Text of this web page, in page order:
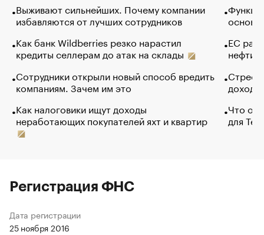
Выживают сильнейших. Почему компании
избавляются от лучших сотрудников
Как банк Wildberries резко нарастил
кредиты селлерам до атак на склады
Сотрудники открыли новый способ вредить
компаниям. Зачем им это
Как налоговики ищут доходы
неработающих покупателей яхт и квартир
основ
ЕС
нефти
Что
для
Регистрация ФНС
Дата регистрации
25 ноября 2016